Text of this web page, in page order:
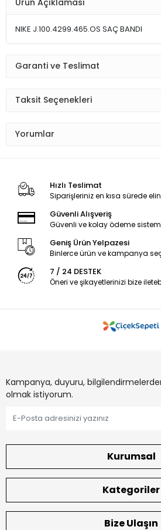
Ürün Açıklaması
NIKE J.100.4299.465.OS SAÇ BANDI
Garanti ve Teslimat
Taksit Seçenekleri
Yorumlar
Hızlı Teslimat
Siparişleriniz en kısa sürede
Güvenli Alışveriş
Güvenli ve kolay ödeme
Geniş Ürün Yelpazesi
Binlerce ürün ve kampanya
7 / 24 DESTEK
Öneri ve şikayetlerinizi bize
Kampanya, duyuru,
olmak istiyorum.
Kurumsal
Kategoriler
Bize Ulaşın